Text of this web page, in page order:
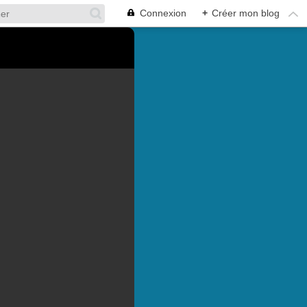
Connexion + Créer mon blog